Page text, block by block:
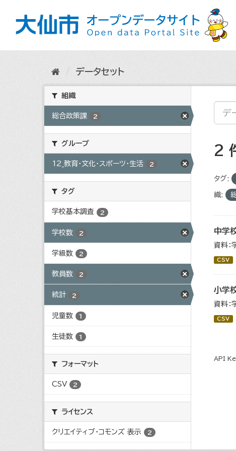
データセット
組織
総合政策課 2
グループ
12_教育・文化・スポーツ・生活 2
タグ
学校基本調査 2
学校数 2
学級数 2
教員数 2
統計 2
児童数 1
生徒数 1
フォーマット
CSV 2
ライセンス
クリエイティブ・コモンズ 表示 2
2
タグ:
織:
中学
資料：
CSV
小学
資料：
CSV
API